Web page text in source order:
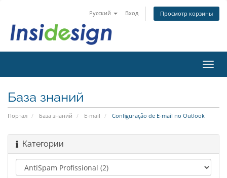
Русский Вход Просмотр корзины
База знаний
Портал База знаний E-mail Configuração de E-mail no Outlook
Категории